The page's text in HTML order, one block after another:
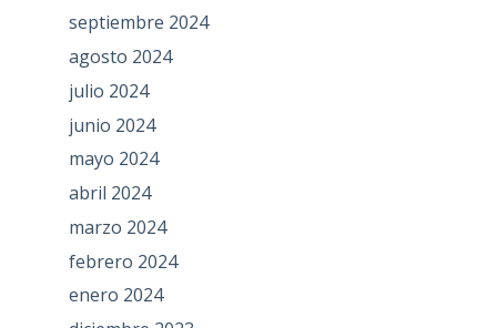
septiembre 2024
agosto 2024
julio 2024
junio 2024
mayo 2024
abril 2024
marzo 2024
febrero 2024
enero 2024